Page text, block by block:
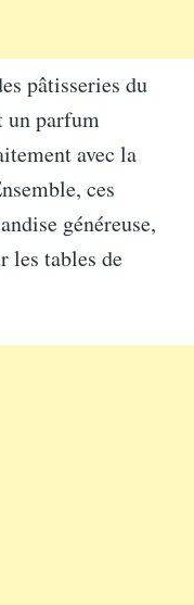
pâtisseries du
un parfum
avec la
ces
généreuse,
les tables de